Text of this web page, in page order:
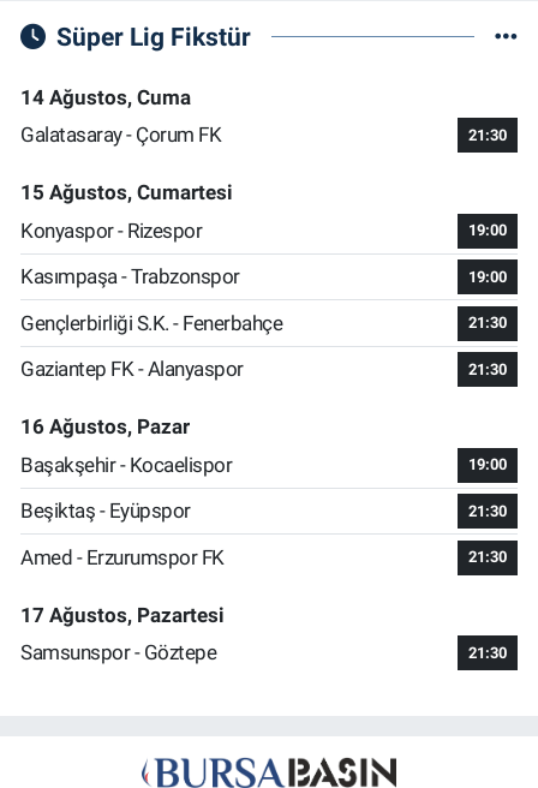
Süper Lig Fikstür
14 Ağustos, Cuma
Galatasaray - Çorum FK
21:30
15 Ağustos, Cumartesi
Konyaspor - Rizespor
19:00
Kasımpaşa - Trabzonspor 19:00
Gençlerbirliği S.K. - Fenerbahçe 21:30
Gaziantep FK - Alanyaspor 21:30
16 Ağustos, Pazar
Başakşehir - Kocaelispor
19:00
Beşiktaş - Eyüpspor 21:30
Amed - Erzurumspor FK 21:30
17 Ağustos, Pazartesi
Samsunspor - Göztepe
21:30